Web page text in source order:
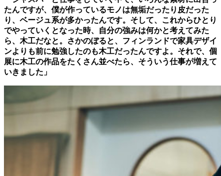
たんですが、僕が作っているモノは無垢だったり皮だった
り、ベージュ系が多かったんです。そして、これからひとり
でやっていくとなった時、自分の強みは何かと考えてみた
ら、木工だなと。さかのぼると、フィンランドで家具デザイ
ンよりも前に勉強したのも木工だったんですよ。それで、個
展に木工の作品をたくさん並べたら、そういう仕事が増えて
いきました」